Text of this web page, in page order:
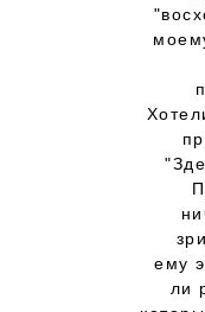
ему
ли